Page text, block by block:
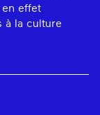
effet
à la culture